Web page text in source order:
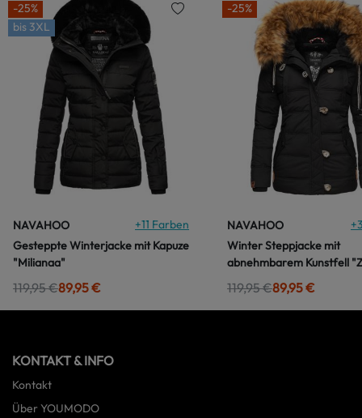
-25%
bis 3XL
NAVAHOO +11 Farben
Gesteppte Winterjacke mit Kapuze
"Milianaa"
119,95 €89,95 €
-25%
NAVAHOO +
Winter Steppjacke mit
abnehmbarem Kunstfell
119,95 €89,95 €
KONTAKT & INFO
Kontakt
Über YOUMODO